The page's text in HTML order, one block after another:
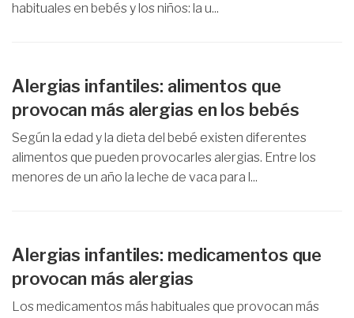
habituales en bebés y los niños: la u...
Alergias infantiles: alimentos que
provocan más alergias en los bebés
Según la edad y la dieta del bebé existen diferentes
alimentos que pueden provocarles alergias. Entre los
menores de un año la leche de vaca para l...
Alergias infantiles: medicamentos que
provocan más alergias
Los medicamentos más habituales que provocan más